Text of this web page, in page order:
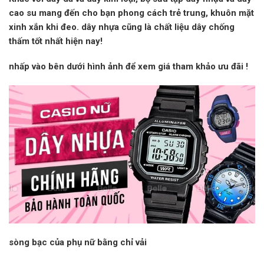
cao su mang đến cho bạn phong cách trẻ trung, khuôn mặt
xinh xắn khi đeo. dây nhựa cũng là chất liệu dây chống
thấm tốt nhất hiện nay!
nhấp vào bên dưới hình ảnh để xem giá tham khảo ưu đãi !
sòng bạc của phụ nữ bằng chỉ vải